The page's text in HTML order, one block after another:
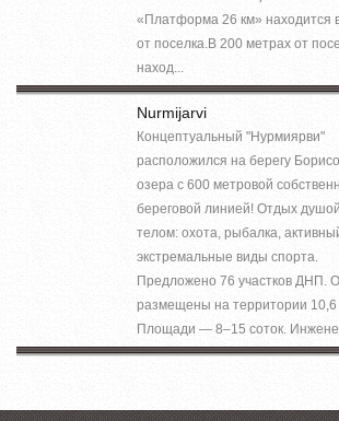
«Платформа 26 км» находится
от поселка.В 200 метрах от
наход...
Nurmijarvi
Концептуальный "Нурмиярви"
расположился на берегу
озера c 600 метровой
береговой линией! Отдых
телом: охота, рыбалка,
экстремальные виды спорта.
Предложено 76 участков ДНП.
размещены на территории 10,6
Площади — 8–15 соток.